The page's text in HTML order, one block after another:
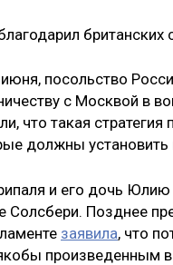
посольство
с Москвой в
что такая
должны установить
и его дочь
Солсбери. Позднее
заявила, что
произведенным